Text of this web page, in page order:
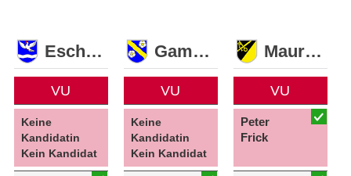
Eschen
VU
Keine
Kandidatin
Kein Kandidat
Gamprin
VU
Keine
Kandidatin
Kein Kandidat
Mauren
VU
Peter
Frick